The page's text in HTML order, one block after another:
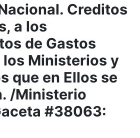
Creditos
a los
de Gastos
los Ministerios y
que en Ellos se
/Ministerio
#38063: